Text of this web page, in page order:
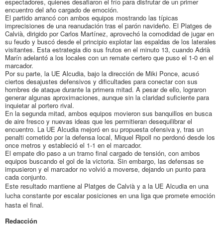
encuentro del año cargado de emoción.
El partido arrancó con ambos equipos mostrando las típicas
imprecisiones de una reanudación tras el parón navideño. El Platges de
Calvià, dirigido por Carlos Martínez, aprovechó la comodidad de jugar en
su feudo y buscó desde el principio explotar las espaldas de los laterales
visitantes. Esta estrategia dio sus frutos en el minuto 13, cuando Adrià
Marín adelantó a los locales con un remate certero que puso el 1-0 en el
marcador.
Por su parte, la UE Alcudia, bajo la dirección de Miki Ponce, acusó
ciertos desajustes defensivos y dificultades para conectar con sus
hombres de ataque durante la primera mitad. A pesar de ello, lograron
generar algunas aproximaciones, aunque sin la claridad suficiente para
inquietar al portero rival.
En la segunda mitad, ambos equipos movieron sus banquillos en busca
de aire fresco y nuevas ideas que les permitieran desequilibrar el
encuentro. La UE Alcudia mejoró en su propuesta ofensiva y, tras un
penalti cometido por la defensa local, Miquel Ripoll no perdonó desde los
once metros y estableció el 1-1 en el marcador.
El empate dio paso a un tramo final cargado de tensión, con ambos
equipos buscando el gol de la victoria. Sin embargo, las defensas se
impusieron y el marcador no volvió a moverse, dejando un punto para
cada conjunto.
Este resultado mantiene al Platges de Calvià y a la UE Alcudia en una
lucha constante por escalar posiciones en una liga que promete emoción
hasta el final.
Redacción